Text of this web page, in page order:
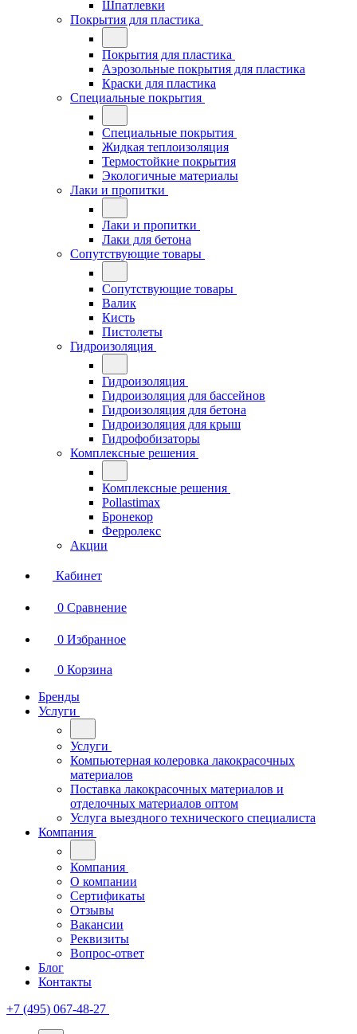
Шпатлевки
Покрытия для пластика
Покрытия для пластика
Аэрозольные покрытия для пластика
Краски для пластика
Специальные покрытия
Специальные покрытия
Жидкая теплоизоляция
Термостойкие покрытия
Экологичные материалы
Лаки и пропитки
Лаки и пропитки
Лаки для бетона
Сопутствующие товары
Сопутствующие товары
Валик
Кисть
Пистолеты
Гидроизоляция
Гидроизоляция
Гидроизоляция для бассейнов
Гидроизоляция для бетона
Гидроизоляция для крыш
Гидрофобизаторы
Комплексные решения
Комплексные решения
Pollastimax
Бронекор
Ферролекс
Акции
Кабинет
0 Сравнение
0 Избранное
0 Корзина
Бренды
Услуги
Услуги
Компьютерная колеровка лакокрасочных
материалов
Поставка лакокрасочных материалов и
отделочных материалов оптом
Услуга выездного технического специалиста
Компания
Компания
О компании
Сертификаты
Отзывы
Вакансии
Реквизиты
Вопрос-ответ
Блог
Контакты
+7 (495) 067-48-27